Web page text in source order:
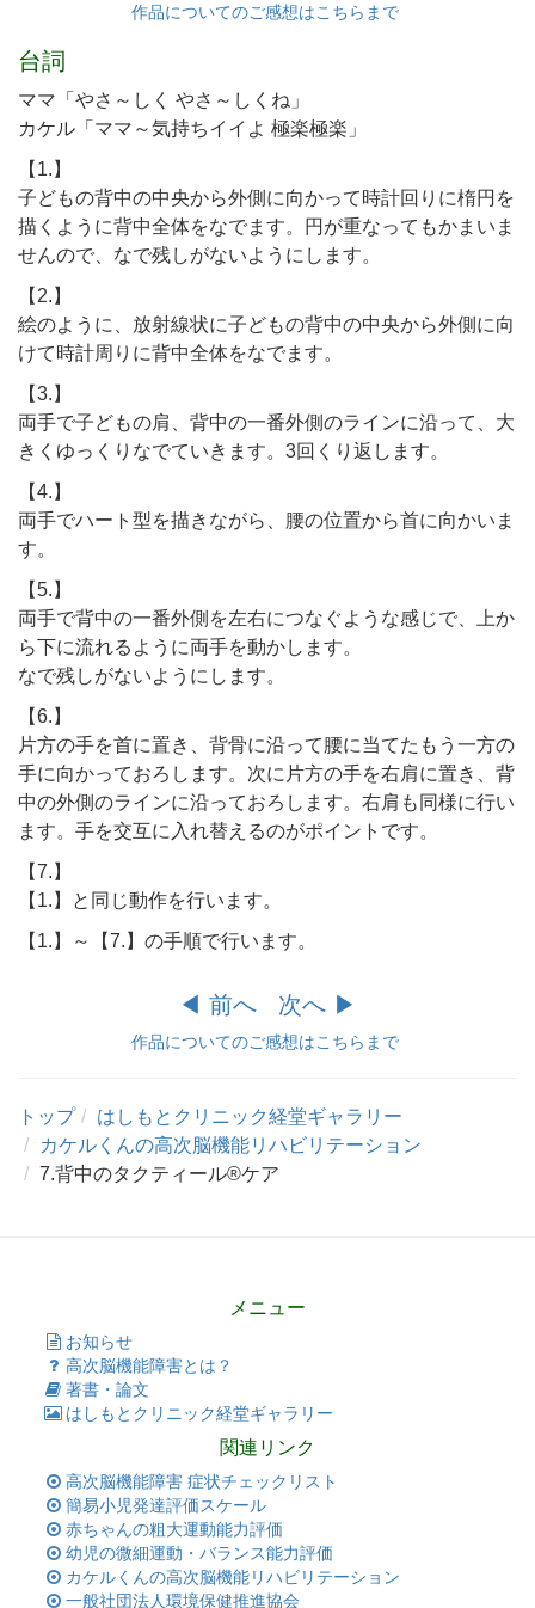
作品についてのご感想はこちらまで
台詞
ママ「やさ～しく やさ～しくね」
カケル「ママ～気持ちイイよ 極楽極楽」
【1.】
子どもの背中の中央から外側に向かって時計回りに楕円を
描くように背中全体をなでます。円が重なってもかまいま
せんので、なで残しがないようにします。
【2.】
絵のように、放射線状に子どもの背中の中央から外側に向
けて時計周りに背中全体をなでます。
【3.】
両手で子どもの肩、背中の一番外側のラインに沿って、大
きくゆっくりなでていきます。3回くり返します。
【4.】
両手でハート型を描きながら、腰の位置から首に向かいま
す。
【5.】
両手で背中の一番外側を左右につなぐような感じで、上か
ら下に流れるように両手を動かします。
なで残しがないようにします。
【6.】
片方の手を首に置き、背骨に沿って腰に当てたもう一方の
手に向かっておろします。次に片方の手を右肩に置き、背
中の外側のラインに沿っておろします。右肩も同様に行い
ます。手を交互に入れ替えるのがポイントです。
【7.】
【1.】と同じ動作を行います。
【1.】～【7.】の手順で行います。
◀︎ 前へ 次へ ▶︎
作品についてのご感想はこちらまで
トップ
はしもとクリニック経堂ギャラリー
カケルくんの高次脳機能リハビリテーション
7.背中のタクティール®ケア
メニュー
お知らせ
高次脳機能障害とは？
著書・論文
はしもとクリニック経堂ギャラリー
関連リンク
高次脳機能障害 症状チェックリスト
簡易小児発達評価スケール
赤ちゃんの粗大運動能力評価
幼児の微細運動・バランス能力評価
カケルくんの高次脳機能リハビリテーション
一般社団法人環境保健推進協会